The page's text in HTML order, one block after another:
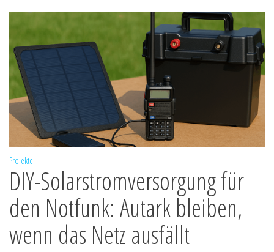
Projekte
DIY-Solarstromversorgung für
den Notfunk: Autark bleiben,
wenn das Netz ausfällt